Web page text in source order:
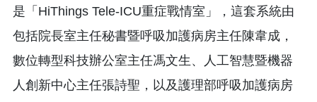
是「HiThings Tele-ICU重症戰情室」，這套系統由
包括院長室主任秘書暨呼吸加護病房主任陳韋成，
數位轉型科技辦公室主任馮文生、人工智慧暨機器
人創新中心主任張詩聖，以及護理部呼吸加護病房